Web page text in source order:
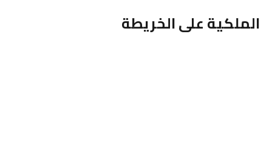
الملكية على الخريطة